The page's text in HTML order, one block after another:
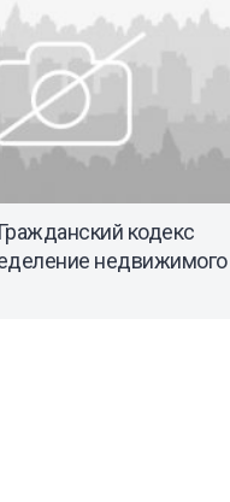
кодекс
недвижимого